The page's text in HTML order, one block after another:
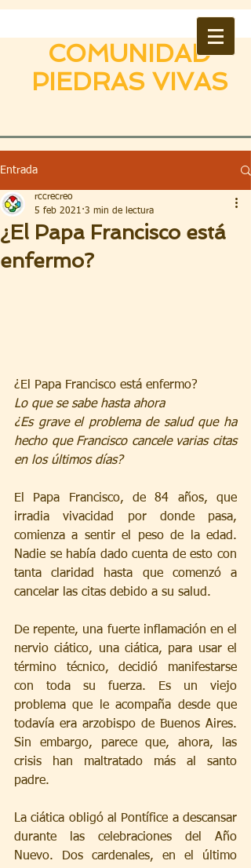
COMUNIDAD
PIEDRAS VIVAS
Entrada
¿El Papa Francisco está
enfermo?
rccrecreo
5 feb 2021 3 min de lectura
¿El Papa Francisco está enfermo?
Lo que se sabe hasta ahora
¿Es grave el problema de salud que ha
hecho que Francisco cancele varias citas
en los últimos días?
El Papa Francisco, de 84 años, que
irradia vivacidad por donde pasa,
comienza a sentir el peso de la edad.
Nadie se había dado cuenta de esto con
tanta claridad hasta que comenzó a
cancelar las citas debido a su salud.
De repente, una fuerte inflamación en el
nervio ciático, una ciática, para usar el
término técnico, decidió manifestarse
con toda su fuerza. Es un viejo
problema que le acompaña desde que
todavía era arzobispo de Buenos Aires.
Sin embargo, parece que, ahora, las
crisis han maltratado más al santo
padre.
La ciática obligó al Pontífice a descansar
durante las celebraciones del Año
Nuevo. Dos cardenales, en el último